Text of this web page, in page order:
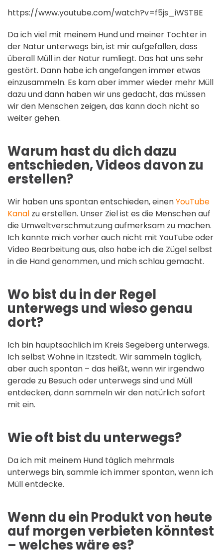
https://www.youtube.com/watch?v=f5js_iWSTBE
Da ich viel mit meinem Hund und meiner Tochter in
der Natur unterwegs bin, ist mir aufgefallen, dass
überall Müll in der Natur rumliegt. Das hat uns sehr
gestört. Dann habe ich angefangen immer etwas
einzusammeln. Es kam aber immer wieder mehr Müll
dazu und dann haben wir uns gedacht, das müssen
wir den Menschen zeigen, das kann doch nicht so
weiter gehen.
Warum hast du dich dazu
entschieden, Videos davon zu
erstellen?
Wir haben uns spontan entschieden, einenYouTube
Kanal zu erstellen. Unser Ziel ist es die Menschen auf
die Umweltverschmutzung aufmerksam zu machen.
Ich kannte mich vorher auch nicht mit YouTube oder
Video Bearbeitung aus, also habe ich die Zügel selbst
in die Hand genommen, und mich schlau gemacht.
Wo bist du in der Regel
unterwegs und wieso genau
dort?
Ich bin hauptsächlich im Kreis Segeberg unterwegs.
Ich selbst Wohne in Itzstedt. Wir sammeln täglich,
aber auch spontan – das heißt, wenn wir irgendwo
gerade zu Besuch oder unterwegs sind und Müll
entdecken, dann sammeln wir den natürlich sofort
mit ein.
Wie oft bist du unterwegs?
Da ich mit meinem Hund täglich mehrmals
unterwegs bin, sammle ich immer spontan, wenn ich
Müll entdecke.
Wenn du ein Produkt von heute
auf morgen verbieten könntest
– welches wäre es?